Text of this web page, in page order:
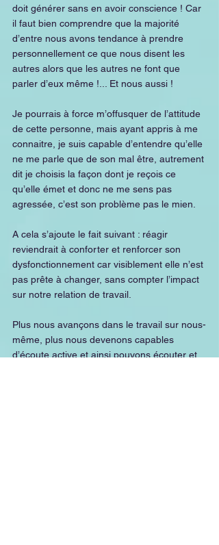
doit générer sans en avoir conscience ! Car
il faut bien comprendre que la majorité
d’entre nous avons tendance à prendre
personnellement ce que nous disent les
autres alors que les autres ne font que
parler d’eux même !... Et nous aussi !
Je pourrais à force m’offusquer de l’attitude
de cette personne, mais ayant appris à me
connaitre, je suis capable d’entendre qu’elle
ne me parle que de son mal être, autrement
dit je choisis la façon dont je reçois ce
qu’elle émet et donc ne me sens pas
agressée, c’est son problème pas le mien.
A cela s’ajoute le fait suivant : réagir
reviendrait à conforter et renforcer son
dysfonctionnement car visiblement elle n’est
pas prête à changer, sans compter l’impact
sur notre relation de travail.
Plus nous avançons dans le travail sur nous-
même, plus nous devenons capables
d’écoute active et ainsi pouvons écouter et